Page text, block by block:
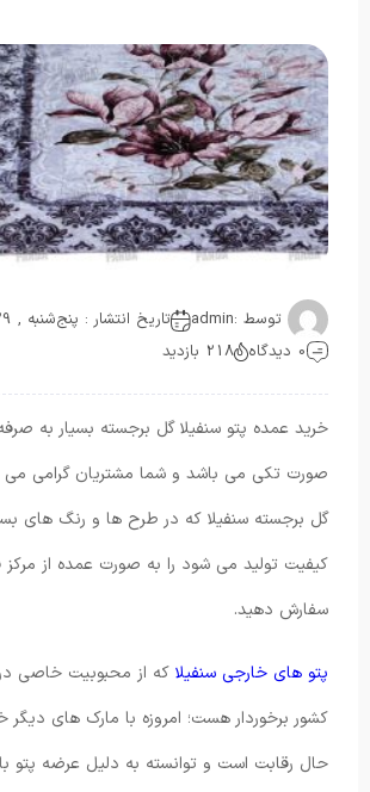
توسط :admin
تاریخ انتشار : پنج‌شنبه , 29 جولای 2021
0 دیدگاه
218 بازدید
خرید عمده پتو سنفیلا گل برجسته بسیار به
صورت تکی می باشد و شما مشتریان گرامی می
گل برجسته سنفیلا که در طرح ها و رنگ های
کیفیت تولید می شود را به صورت عمده از
سفارش دهید.
پتو های خارجی سنفیلا که از محبوبیت خاصی در
کشور برخوردار هست؛ امروزه با مارک های دیگر
حال رقابت است و توانسته به دلیل عرضه پتو